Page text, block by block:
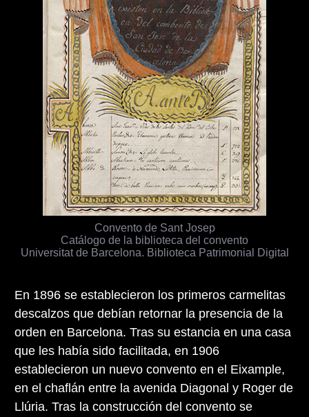
Convento de Sant Josep
Catálogo de la biblioteca del convento
Universitat de Barcelona. Biblioteca Patrimonial Digital
En 1896 se establecieron los primeros carmelitas
descalzos que debían retornar la presencia de la
orden en Barcelona. Tras su estancia en una casa
que les había sido facilitada, en 1906
establecieron un nuevo convento en el Eixample,
en el chaflán entre la avenida Diagonal y Roger de
Llúria. Tras la construcción del convento se